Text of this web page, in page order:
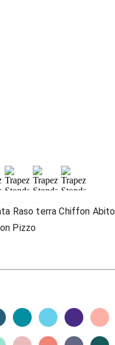
Raso terra Chiffon Abito
Pizzo